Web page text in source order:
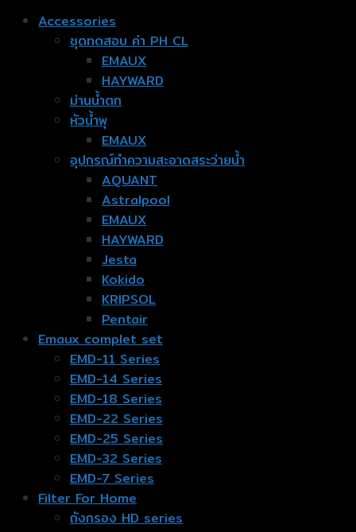
Accessories
ชุดทดสอบ ค่า PH CL
EMAUX
HAYWARD
ม่านน้ำตก
หัวน้ำพุ
EMAUX
อุปกรณ์ทำความสะอาดสระว่ายน้ำ
AQUANT
Astralpool
EMAUX
HAYWARD
Jesta
Kokido
KRIPSOL
Pentair
Emaux complet set
EMD-11 Series
EMD-14 Series
EMD-18 Series
EMD-22 Series
EMD-25 Series
EMD-32 Series
EMD-7 Series
Filter For Home
ถังกรอง HD series